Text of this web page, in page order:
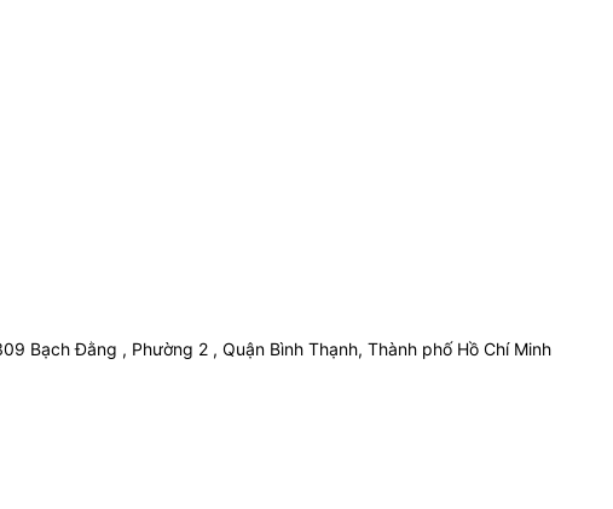
Bạch Đằng , Phường 2 , Quận Bình Thạnh, Thành phố Hồ Chí Minh